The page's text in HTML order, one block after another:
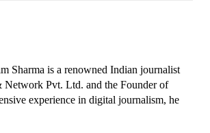
Sharma is a renowned Indian journalist
Network Pvt. Ltd. and the Founder of
experience in digital journalism, he